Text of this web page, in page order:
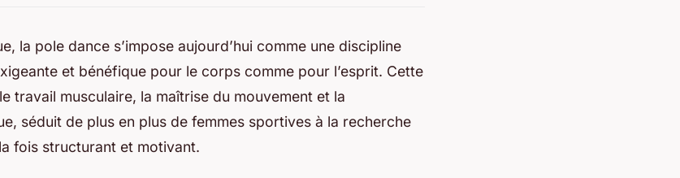
la pole dance s’impose aujourd’hui comme une discipline
et bénéfique pour le corps comme pour l’esprit. Cette
travail musculaire, la maîtrise du mouvement et la
séduit de plus en plus de femmes sportives à la recherche
fois structurant et motivant.